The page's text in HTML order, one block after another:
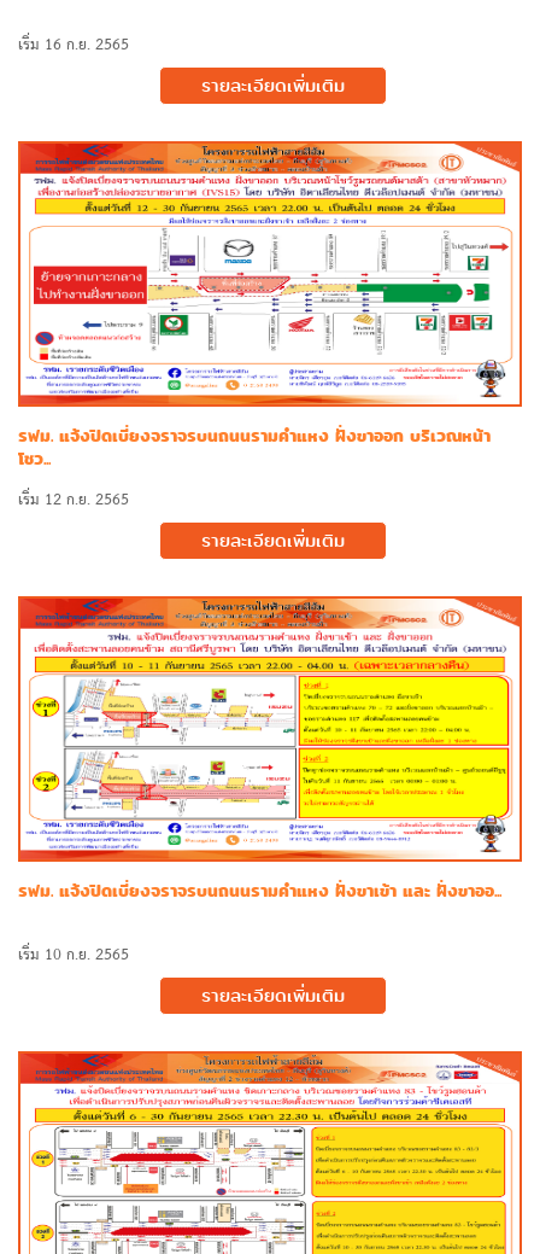
เริ่ม 16 ก.ย. 2565
รายละเอียดเพิ่มเติม
รฟม. แจ้งปิดเบี่ยงจราจรบนถนนรามคำแหง ฝั่งขาออก บริเวณหน้า
โชว...
เริ่ม 12 ก.ย. 2565
รายละเอียดเพิ่มเติม
รฟม. แจ้งปิดเบี่ยงจราจรบนถนนรามคำแหง ฝั่งขาเข้า และ ฝั่งขาออ...
เริ่ม 10 ก.ย. 2565
รายละเอียดเพิ่มเติม